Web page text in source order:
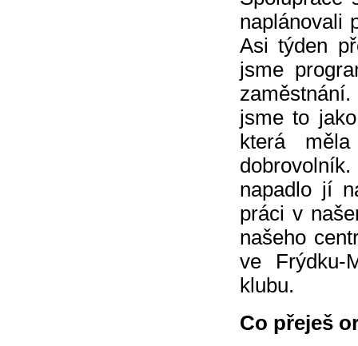
naplánovali
Asi týden
jsme
jsme to
která
napadlo jí
práci v
našeho
ve Frýdku-
klubu.
Co přeješ